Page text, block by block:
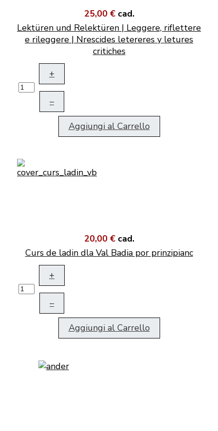
25,00 € cad.
Lektüren und Relektüren | Leggere, riflettere
e rileggere | Nrescides letereres y letures
critiches
+
–
Aggiungi al Carrello
20,00 € cad.
Curs de ladin dla Val Badia por prinzipianc
+
–
Aggiungi al Carrello